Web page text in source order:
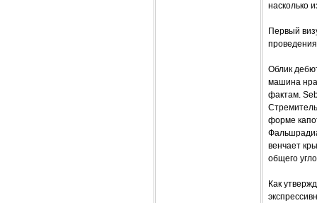
насколько
Первый
Облик
машина
фактам.
форме
венчает
общего
Как